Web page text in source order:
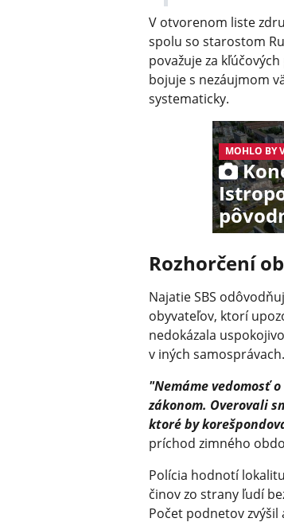
V otvorenom liste
spolu so starostom
považuje za
bojuje s nezáujmom
systematicky.
MOHLO BY
Rozhorčení
Najatie SBS
obyvateľov, ktorí
nedokázala
v iných samosprávach.
"Nemáme vedomosť
zákonom. Overovali
ktoré by
príchod zimného
Polícia hodnotí
činov zo strany ľudí
Počet podnetov